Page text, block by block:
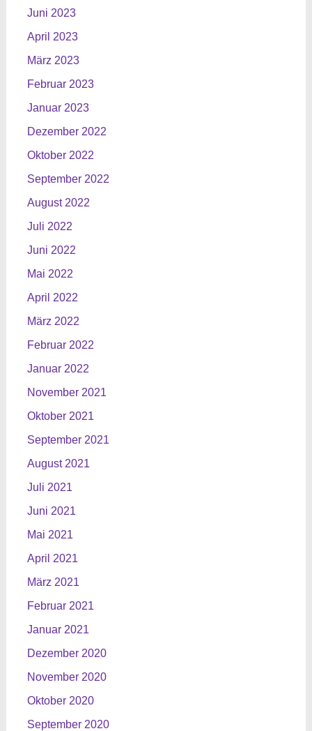
Juni 2023
April 2023
März 2023
Februar 2023
Januar 2023
Dezember 2022
Oktober 2022
September 2022
August 2022
Juli 2022
Juni 2022
Mai 2022
April 2022
März 2022
Februar 2022
Januar 2022
November 2021
Oktober 2021
September 2021
August 2021
Juli 2021
Juni 2021
Mai 2021
April 2021
März 2021
Februar 2021
Januar 2021
Dezember 2020
November 2020
Oktober 2020
September 2020